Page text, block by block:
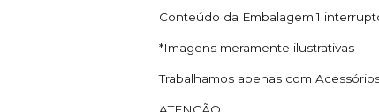
Conteúdo da Embalagem:1
*Imagens meramente ilustrativas
Trabalhamos apenas com